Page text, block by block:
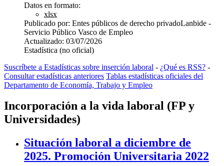
Datos en formato:
xlsx
Publicado por: Entes públicos de derecho privadoLanbide -
Servicio Público Vasco de Empleo
Actualizado: 03/07/2026
Estadística (no oficial)
Suscríbete a Estadísticas sobre inserción laboral - ¿Qué es RSS? -
Consultar estadísticas anteriores Tablas estadísticas oficiales del
Departamento de Economía, Trabajo y Empleo
Incorporación a la vida laboral (FP y
Universidades)
Situación laboral a diciembre de
2025. Promoción Universitaria 2022